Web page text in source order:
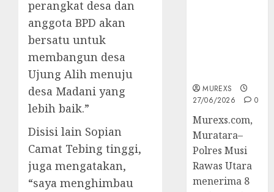
perangkat desa dan
anggota BPD akan
bersatu untuk
membangun desa
Ujung Alih menuju
desa Madani yang
lebih baik.”
Disisi lain Sopian
Camat Tebing tinggi,
juga mengatakan,
“saya menghimbau
MUREXS
27/06/2026
0
Murexs.com,
Muratara–
Polres Musi
Rawas Utara
menerima 8